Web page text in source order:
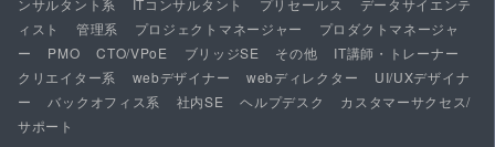
ンサルタント系
ITコンサルタント プリセールス
データサイエンテ
ィスト
管理系 プロジェクトマネージャー
プロダクトマネージャ
ー
PMO CTO/VPoE ブリッジSE その他
IT講師・トレーナー
クリエイター系
webデザイナー webディレクター
UI/UXデザイナ
ー
バックオフィス系 社内SE ヘルプデスク
カスタマーサクセス/
サポート